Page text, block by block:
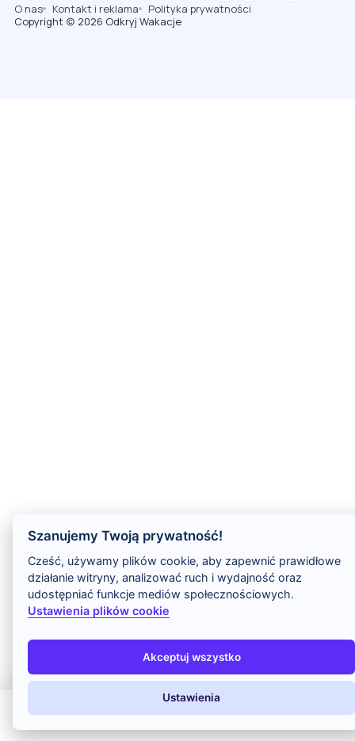
O nas
Kontakt i reklama
Polityka prywatności
Copyright (c) 2026 Odkryj Wakacje
Szanujemy Twoją prywatność!
Cześć, używamy plików cookie, aby zapewnić prawidłowe
działanie witryny, analizować ruch i wydajność oraz
udostępniać funkcje mediów społecznościowych.
Ustawienia plików cookie
Akceptuj wszystko
Ustawienia